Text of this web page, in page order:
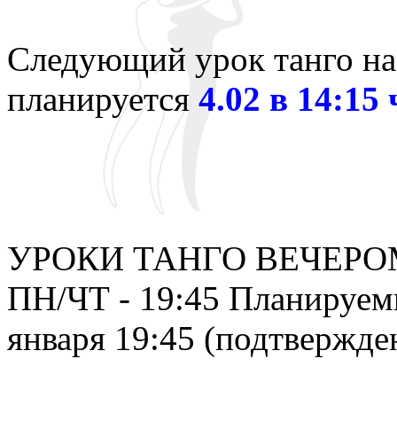
Следующий урок танго
планируется 4.02 в 14:15
УРОКИ ТАНГО
ПН/ЧТ - 19:45
января 19:45